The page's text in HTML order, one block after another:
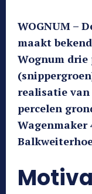
WOGNUM –
maakt
Wognum drie
realisatie
percelen
Wagenmaker